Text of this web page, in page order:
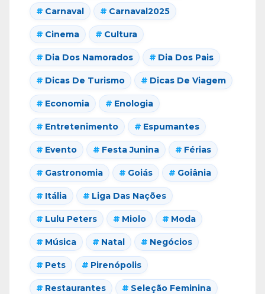
Carnaval Carnaval2025
Cinema Cultura
Dia Dos Namorados Dia Dos Pais
Dicas De Turismo Dicas De Viagem
Economia Enologia
Entretenimento Espumantes
Evento Festa Junina Férias
Gastronomia Goiás Goiânia
Itália Liga Das Nações
Lulu Peters Miolo Moda
Música Natal Negócios
Pets Pirenópolis
Restaurantes Seleção Feminina